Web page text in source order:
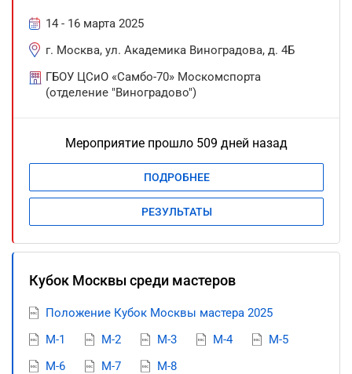
14 - 16 марта 2025
г. Москва, ул. Академика Виноградова, д. 4Б
ГБОУ ЦСиО «Самбо-70» Москомспорта
(отделение "Виноградово")
Мероприятие прошло 509 дней назад
ПОДРОБНЕЕ
РЕЗУЛЬТАТЫ
Кубок Москвы среди мастеров
Положение Кубок Москвы мастера 2025
М-1
М-2 М-3 М-4
М-5
М-6
М-7 М-8